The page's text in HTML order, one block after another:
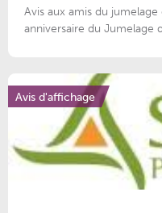
Avis aux amis du
anniversaire du Jumelage
Avis d'affichage